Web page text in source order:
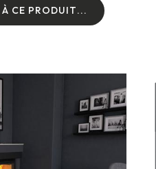
À CE PRODUIT...
À CE PRODUIT...